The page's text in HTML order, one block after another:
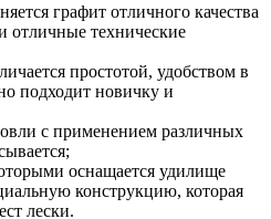
графит отличного качества
отличные технические
простотой, удобством в
подходит новичку и
с применением различных
оснащается удилище
конструкцию, которая
лески.